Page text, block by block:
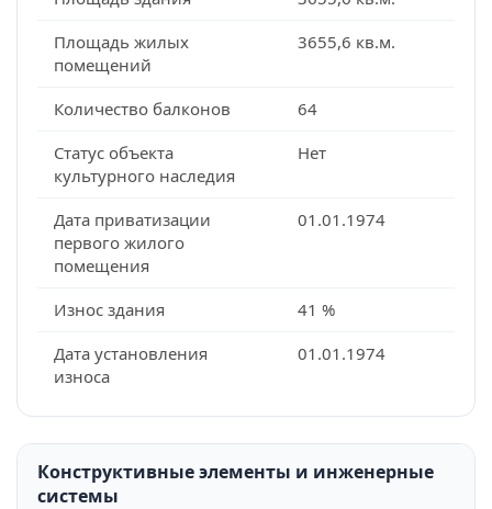
Площадь жилых
помещений
3655,6 кв.м.
Количество балконов
64
Статус объекта
культурного наследия
Нет
Дата приватизации
первого жилого
помещения
01.01.1974
Износ здания
41 %
Дата установления
износа
01.01.1974
Конструктивные элементы и инженерные
системы